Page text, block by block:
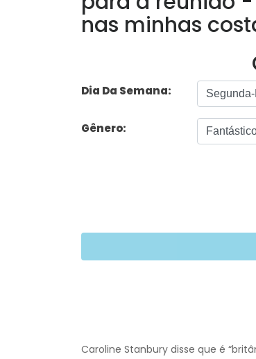
nas minhas
Dia Da Semana:
Gênero:
Caroline Stanbury disse que é